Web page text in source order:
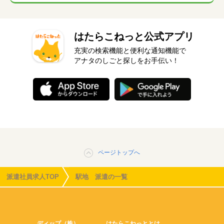
はたらこねっと公式アプリ
充実の検索機能と便利な通知機能で
アナタのしごと探しをお手伝い！
ページトップへ
派遣社員求人TOP 駅地 派遣の一覧